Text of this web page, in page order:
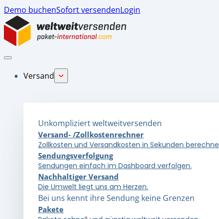
Demo buchenSofort versendenLogin
Versand
Unkompliziert weltweitversenden
Versand- /Zollkostenrechner
Zollkosten und Versandkosten in Sekunden
Sendungsverfolgung
Sendungen einfach im Dashboard verfolgen.
Nachhaltiger Versand
Die Umwelt liegt uns am Herzen.
Bei uns kennt ihre Sendung keine Grenzen
Pakete